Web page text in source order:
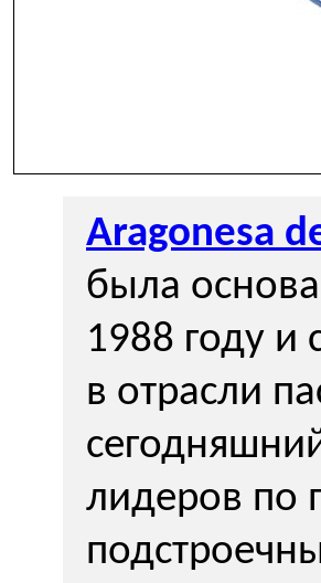
Aragonesa
была
1988 году и
в отрасли
лидеров по